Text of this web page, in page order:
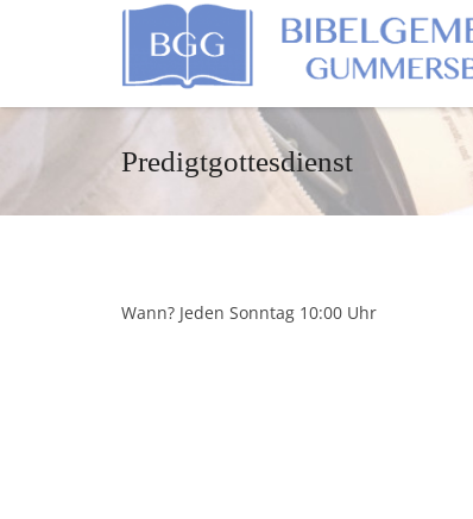
Predigtgottesdienst
Wann? Jeden Sonntag 10:00 Uhr